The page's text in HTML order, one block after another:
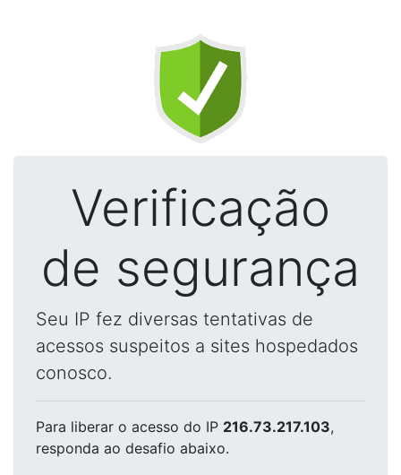
Verificação
de segurança
Seu IP fez diversas tentativas de
acessos suspeitos a sites hospedados
conosco.
Para liberar o acesso do IP 216.73.217.103,
responda ao desafio abaixo.